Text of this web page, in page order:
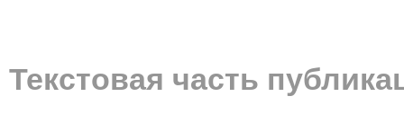
Текстовая часть